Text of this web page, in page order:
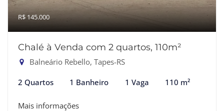
R$ 145.000
Chalé à Venda com 2 quartos, 110m²
Balneário Rebello, Tapes-RS
2 Quartos 1 Banheiro 1 Vaga 110 m²
Mais informações